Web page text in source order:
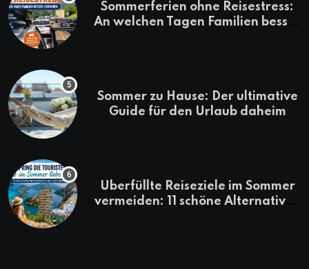
Sommerferien ohne Reisestress:
An welchen Tagen Familien besser
Sommer zu Hause: Der ultimative
Guide für den Urlaub daheim
Überfüllte Reiseziele im Sommer
vermeiden: 11 schöne Alternativen